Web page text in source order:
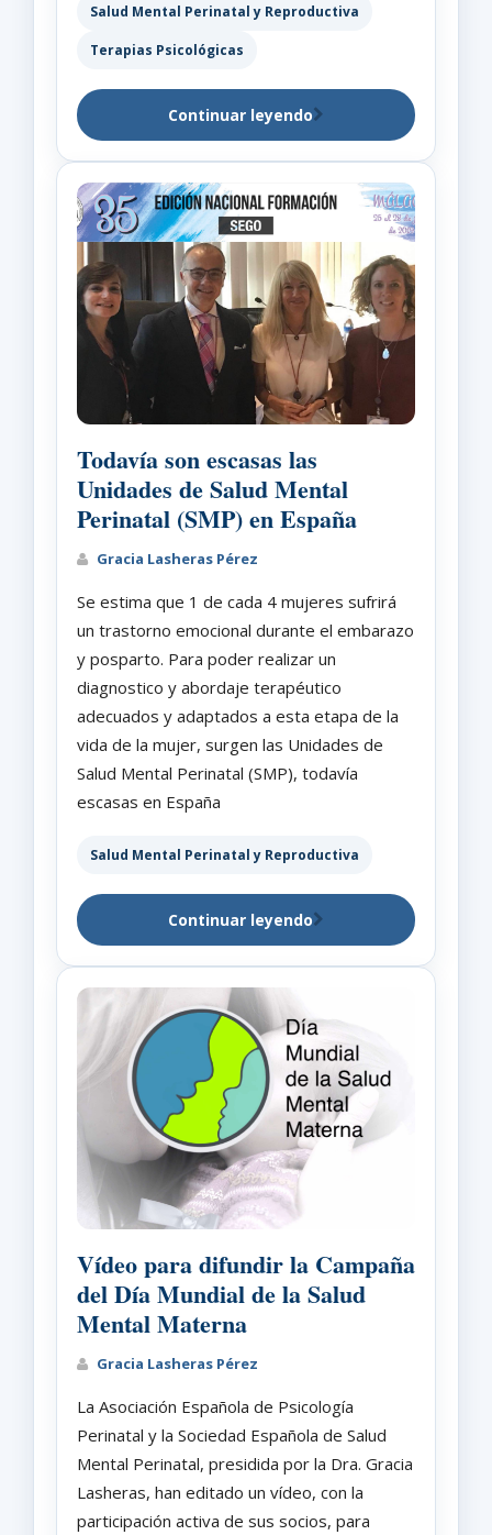
Salud Mental Perinatal y Reproductiva
Terapias Psicológicas
Continuar leyendo
Todavía son escasas las
Unidades de Salud Mental
Perinatal (SMP) en España
Gracia Lasheras Pérez
Se estima que 1 de cada 4 mujeres sufrirá
un trastorno emocional durante el embarazo
y posparto. Para poder realizar un
diagnostico y abordaje terapéutico
adecuados y adaptados a esta etapa de la
vida de la mujer, surgen las Unidades de
Salud Mental Perinatal (SMP), todavía
escasas en España
Salud Mental Perinatal y Reproductiva
Continuar leyendo
Vídeo para difundir la Campaña
del Día Mundial de la Salud
Mental Materna
Gracia Lasheras Pérez
La Asociación Española de Psicología
Perinatal y la Sociedad Española de Salud
Mental Perinatal, presidida por la Dra. Gracia
Lasheras, han editado un vídeo, con la
participación activa de sus socios, para